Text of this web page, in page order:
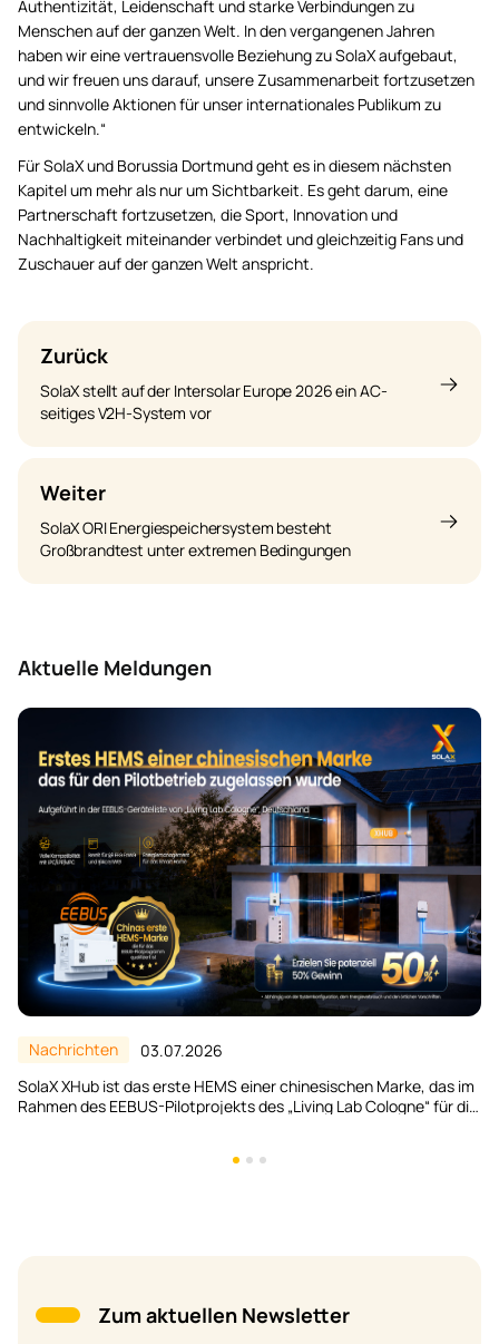
Authentizität, Leidenschaft und starke Verbindungen zu
Menschen auf der ganzen Welt. In den vergangenen Jahren
haben wir eine vertrauensvolle Beziehung zu SolaX aufgebaut,
und wir freuen uns darauf, unsere Zusammenarbeit fortzusetzen
und sinnvolle Aktionen für unser internationales Publikum zu
entwickeln.“
Für SolaX und Borussia Dortmund geht es in diesem nächsten
Kapitel um mehr als nur um Sichtbarkeit. Es geht darum, eine
Partnerschaft fortzusetzen, die Sport, Innovation und
Nachhaltigkeit miteinander verbindet und gleichzeitig Fans und
Zuschauer auf der ganzen Welt anspricht.
Zurück
SolaX stellt auf der Intersolar Europe 2026 ein AC-
seitiges V2H-System vor
Weiter
SolaX ORI Energiespeichersystem besteht
Großbrandtest unter extremen Bedingungen
Aktuelle Meldungen
Nachrichten
26.06.2026
SolaX stellt auf der Intersolar Europe 2026 ein AC-seitiges V2H-
System vor
Zum aktuellen Newsletter